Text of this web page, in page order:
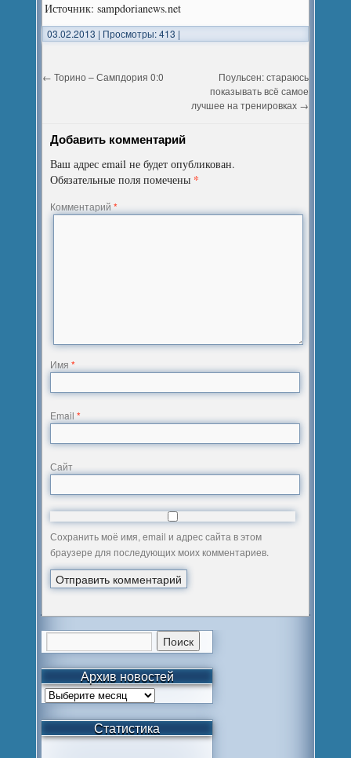
Источник: sampdorianews.net
03.02.2013 | Просмотры: 413 |
← Торино – Сампдория 0:0
Поульсен: стараюсь
показывать всё самое
лучшее на тренировках →
Добавить комментарий
Ваш адрес email не будет опубликован.
Обязательные поля помечены *
Комментарий*
Имя*
Email*
Сайт
Сохранить моё имя, email и адрес сайта в этом
браузере для последующих моих комментариев.
Архив новостей
Статистика